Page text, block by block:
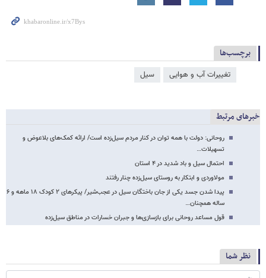
برچسب‌ها
تغییرات آب و هوایی سیل
خبرهای مرتبط
روحانی: دولت با همه توان در کنار مردم سیل‌زده است/ ارائه کمک‌های بلاعوض و
تسهیلات…
احتمال سیل و باد شدید در ۴ استان
مولاوردی و ابتکار به روستای سیل‌زده چنار رفتند
پیدا شدن جسد یکی از جان باختگان سیل در عجب‌شیر/ پیکرهای ۲ کودک ۱۸ ماهه و ۶
ساله همچنان…
قول مساعد روحانی برای بازسازی‌ها و جبران خسارات در مناطق سیل‌زده
نظر شما